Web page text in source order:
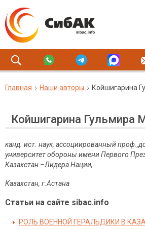
Главная Наши авторы Койшигарина
Койшигарина Гульмира
канд. ист. наук, ассоциированный
университет обороны имени Первого
Казахстан –Лидера Нации,
Казахстан, г.Астана
Статьи на сайте sibac.info
РОЛЬ ВОЕННОЙ ГЕРАЛЬДИКИ В